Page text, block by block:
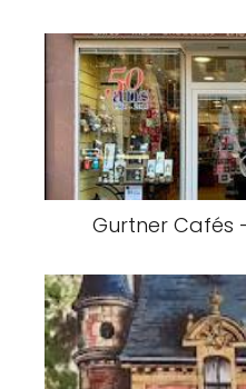
Gurtner Cafés